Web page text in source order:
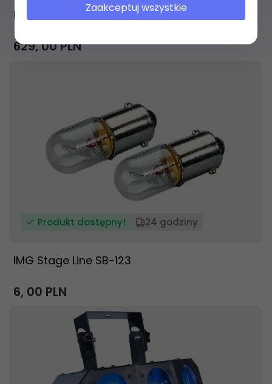
LIGHT4ME Party IV Derby Flower Laser
629,00PLN
Produkt dostępny! 24 godziny
IMG Stage Line SB-123
6, 00 PLN
Zaakceptuj wszystkie